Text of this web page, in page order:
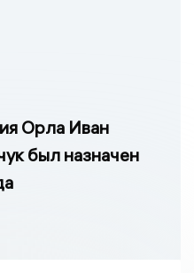
Орла Иван
был назначен